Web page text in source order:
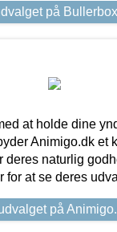
på
at holde dine
Animigo.dk et
deres naturlig
for at se deres
på